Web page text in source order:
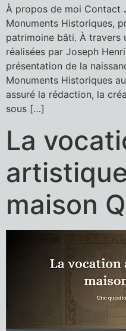
À propos de moi Contact
Monuments Historiques,
patrimoine bâti. À travers
réalisées par Joseph
présentation de la
Monuments Historiques
assuré la rédaction, la
sous […]
La
maison